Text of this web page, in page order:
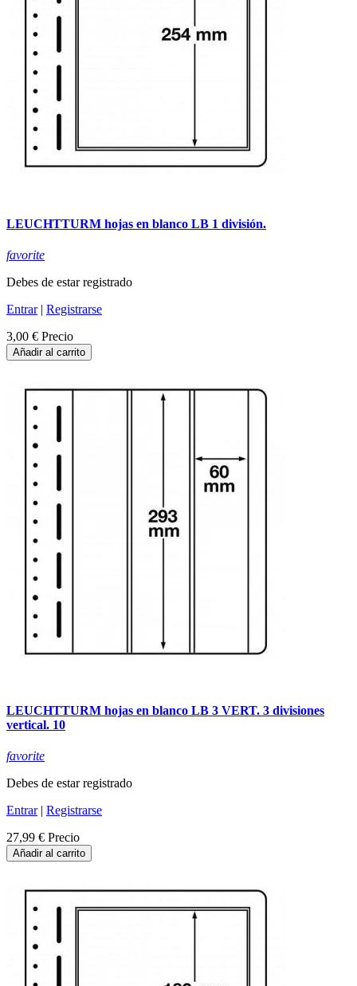
LEUCHTTURM hojas en blanco LB 1 división.
favorite
Debes de estar registrado
Entrar| Registrarse
3,00 € Precio
Añadir al carrito
LEUCHTTURM hojas en blanco LB 3 VERT. 3 divisiones
vertical. 10
favorite
Debes de estar registrado
Entrar| Registrarse
27,99 € Precio
Añadir al carrito